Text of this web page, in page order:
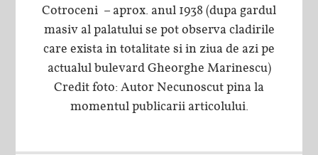
Cotroceni – aprox. anul 1938 (dupa gardul
masiv al palatului se pot observa cladirile
care exista in totalitate si in ziua de azi pe
actualul bulevard Gheorghe Marinescu)
Credit foto: Autor Necunoscut pina la
momentul publicarii articolului.